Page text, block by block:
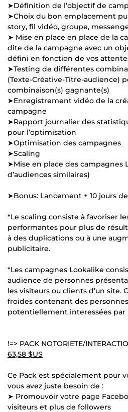
➤Définition de l’objectif de
➤Choix du bon emplacement
story, fil vidéo, groupe,
➤ Mise en place en place de la
dite de la campagne avec un
défini en fonction de vos
➤Testing de différentes
(Texte-Créative-Titre-audience)
combinaison(s) gagnante(s)
➤Enregistrement vidéo de la
campagne
➤Rapport journalier des
pour l’optimisation
➤Optimisation des campagnes
➤Scaling
➤Mise en place des campagnes
d’audiences similaires)
➤Bonus: Lancement + 10 jours
*Le scaling consiste à favoriser
performantes pour plus de
à des duplications ou à une
publicitaire.
*Les campagnes Lookalike
audience de personnes
les visiteurs ou clients d’un site.
froides contenant des
potentiellement interessées par
!=> PACK NOTORIETE/
63,58 $US
Ce Pack est spécialement pour
vous avez juste besoin de :
➤ Promouvoir votre page
visiteurs et plus de followers